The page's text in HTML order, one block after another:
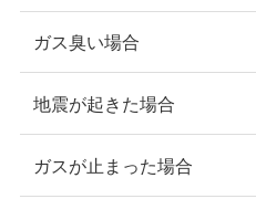
ガス臭い場合
地震が起きた場合
ガスが止まった場合